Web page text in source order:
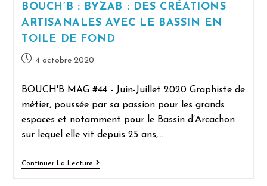
BOUCH’B : BYZAB : DES CRÉATIONS
ARTISANALES AVEC LE BASSIN EN
TOILE DE FOND
4 octobre 2020
BOUCH'B MAG #44 - Juin-Juillet 2020 Graphiste de
métier, poussée par sa passion pour les grands
espaces et notamment pour le Bassin d’Arcachon
sur lequel elle vit depuis 25 ans,…
Continuer La Lecture